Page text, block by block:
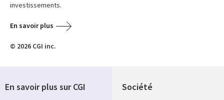
investissements.
En savoir plus
© 2026 CGI inc.
Société
En savoir plus sur CGI